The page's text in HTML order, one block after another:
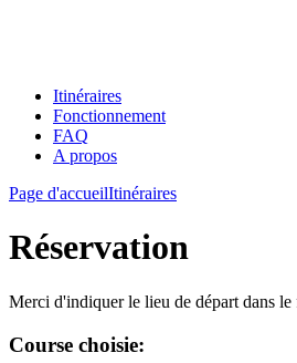
Itinéraires
Fonctionnement
FAQ
A propos
Page d'accueilItinéraires
Réservation
Merci d'indiquer le lieu de départ dans le
Course choisie: